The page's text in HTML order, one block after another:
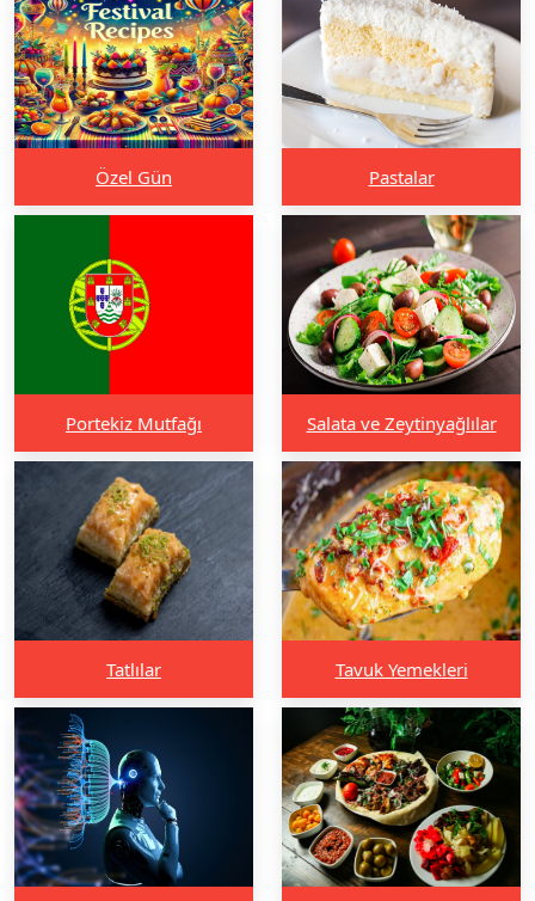
Özel Gün Pastalar
Portekiz Mutfağı Salata ve Zeytinyağlılar
Tatlılar Tavuk Yemekleri